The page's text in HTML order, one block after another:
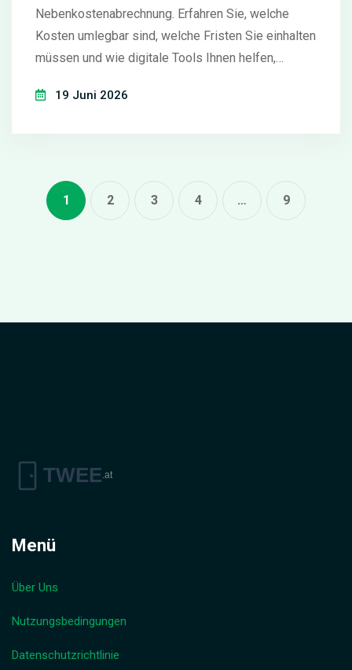
Nebenkostenabrechnung. Erfahren Sie, welche
Kosten umlegbar sind, welche Fristen Sie einhalten
müssen und wie digitale Tools Ihnen helfen,
19 Juni 2026
1 2 3 4 … 9
Menü
Über Uns
Nutzungsbedingungen
Datenschutzrichtlinie